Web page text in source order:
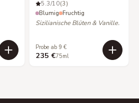
5.3/10(3)
Blumig Fruchtig
Sizilianische Blüten & Vanille.
Probe ab 9 €
235 €75ml